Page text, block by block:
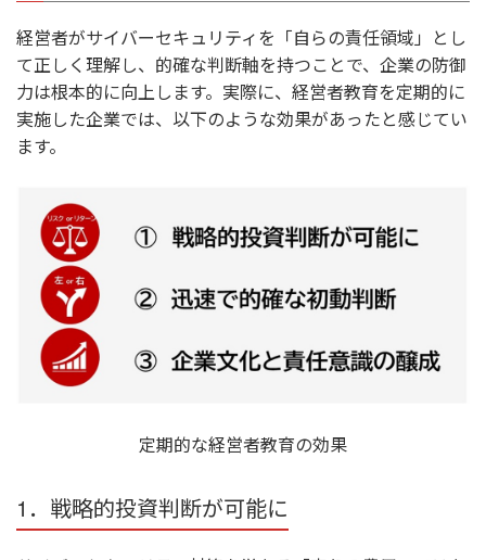
経営者がサイバーセキュリティを「自らの責任領域」とし
て正しく理解し、的確な判断軸を持つことで、企業の防御
力は根本的に向上します。実際に、経営者教育を定期的に
実施した企業では、以下のような効果があったと感じてい
ます。
定期的な経営者教育の効果
1．戦略的投資判断が可能に